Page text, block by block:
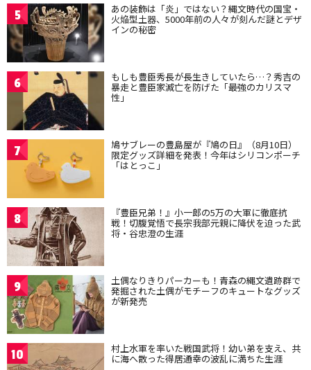
5 あの装飾は「炎」ではない？縄文時代の国宝・
火焔型土器、5000年前の人々が刻んだ謎とデザ
インの秘密
6 もしも豊臣秀長が長生きしていたら…？秀吉の
暴走と豊臣家滅亡を防げた「最強のカリスマ
性」
7 鳩サブレーの豊島屋が『鳩の日』（8月10日）
限定グッズ詳細を発表！今年はシリコンポーチ
「はとっこ」
8 『豊臣兄弟！』小一郎の5万の大軍に徹底抗
戦！切腹覚悟で長宗我部元親に降伏を迫った武
将・谷忠澄の生涯
9 土偶なりきりパーカーも！青森の縄文遺跡群で
発掘された土偶がモチーフのキュートなグッズ
が新発売
10 村上水軍を率いた戦国武将！幼い弟を支え、共
に海へ散った得居通幸の波乱に満ちた生涯